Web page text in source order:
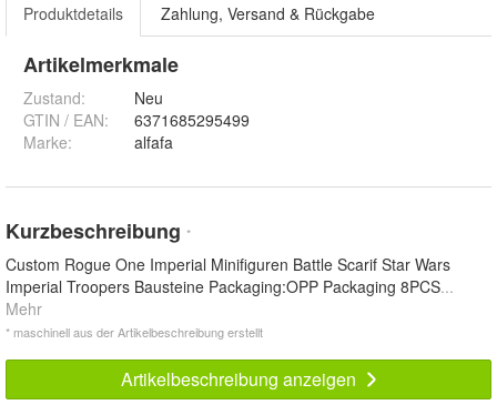
Produktdetails Zahlung, Versand & Rückgabe
Artikelmerkmale
Zustand:
Neu
GTIN / EAN:
6371685295499
Marke:
alfafa
Kurzbeschreibung *
Custom Rogue One Imperial Minifiguren Battle Scarif Star Wars
Imperial Troopers Bausteine Packaging:OPP Packaging 8PCS...
Mehr
* maschinell aus der Artikelbeschreibung erstellt
Artikelbeschreibung anzeigen